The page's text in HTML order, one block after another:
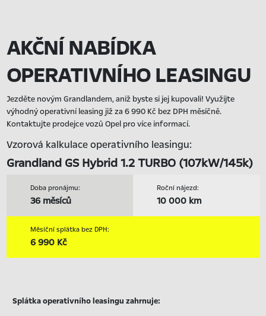
AKČNÍ NABÍDKA
OPERATIVNÍHO LEASINGU
Jezděte novým Grandlandem, aniž byste si jej kupovali! Využijte
výhodný operativní leasing již za 6 990 Kč bez DPH měsíčně.
Kontaktujte prodejce vozů Opel pro více informací.
Vzorová kalkulace operativního leasingu:
Grandland GS Hybrid 1.2 TURBO (107kW/145k)
Doba pronájmu:
36 měsíců
Roční nájezd:
10 000 km
Měsíční splátka bez DPH:
6 990 Kč
Splátka operativního leasingu zahrnuje: